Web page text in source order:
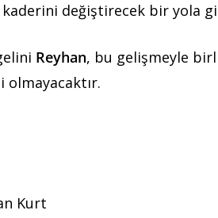
kaderini değiştirecek bir yola
Reyhan, bu gelişmeyle
olmayacaktır.
Kurt